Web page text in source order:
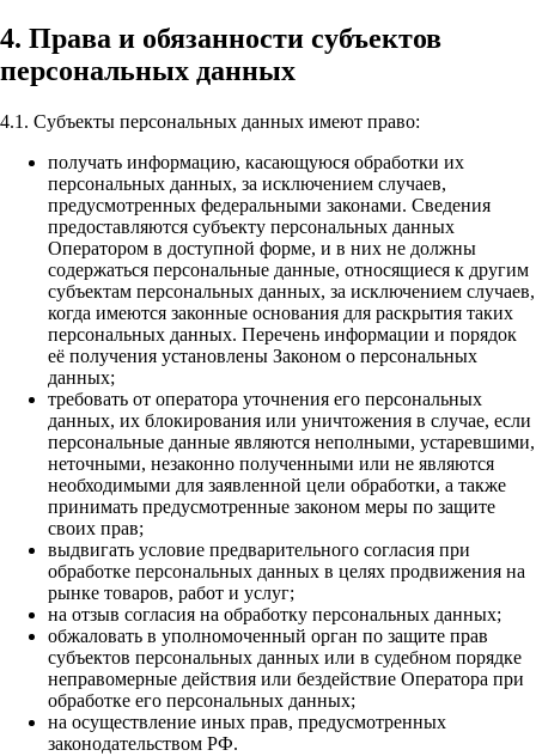
4. Права и обязанности субъектов
персональных данных
4.1. Субъекты персональных данных имеют право:
получать информацию, касающуюся обработки их
персональных данных, за исключением случаев,
предусмотренных федеральными законами. Сведения
предоставляются субъекту персональных данных
Оператором в доступной форме, и в них не должны
содержаться персональные данные, относящиеся к другим
субъектам персональных данных, за исключением случаев,
когда имеются законные основания для раскрытия таких
персональных данных. Перечень информации и порядок
её получения установлены Законом о персональных
данных;
требовать от оператора уточнения его персональных
данных, их блокирования или уничтожения в случае, если
персональные данные являются неполными, устаревшими,
неточными, незаконно полученными или не являются
необходимыми для заявленной цели обработки, а также
принимать предусмотренные законом меры по защите
своих прав;
выдвигать условие предварительного согласия при
обработке персональных данных в целях продвижения на
рынке товаров, работ и услуг;
на отзыв согласия на обработку персональных данных;
обжаловать в уполномоченный орган по защите прав
субъектов персональных данных или в судебном порядке
неправомерные действия или бездействие Оператора при
обработке его персональных данных;
на осуществление иных прав, предусмотренных
законодательством РФ.